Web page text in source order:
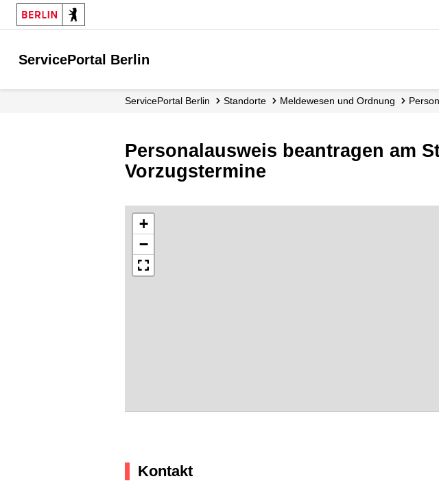
ServicePortal Berlin
ServicePortal Berlin Standorte Meldewesen und Ordnung
Personalausweis beantragen am
Vorzugstermine
+
−
Kontakt